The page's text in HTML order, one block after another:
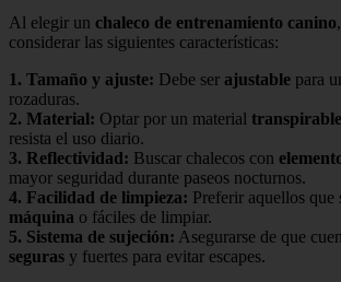
Al elegir un chaleco de entrenamiento canino
considerar las siguientes características:
1. Tamaño y ajuste: Debe ser ajustable para
rozaduras.
2. Material: Optar por un material transpirable
resista el uso diario.
3. Reflectividad: Buscar chalecos con
mayor seguridad durante paseos nocturnos.
4. Facilidad de limpieza: Preferir aquellos que
máquina o fáciles de limpiar.
5. Sistema de sujeción: Asegurarse de que
seguras y fuertes para evitar escapes.